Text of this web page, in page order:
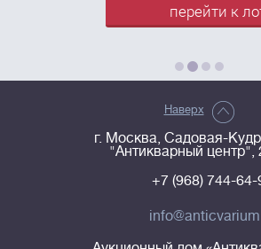
перейти к лоту
Наверх
г. Москва, Садовая-
"Антикварный центр",
+7 (968) 744-64-